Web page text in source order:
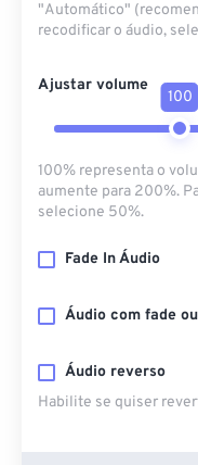
"Automático"
recodificar o áudio,
Ajustar volume
100
100% representa o
aumente para 200%.
selecione 50%.
Fade In Áudio
Áudio com fade
Áudio reverso
Habilite se quiser